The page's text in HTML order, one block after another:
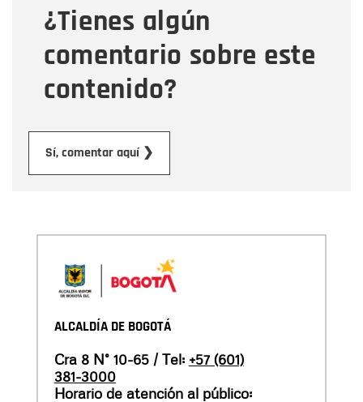
¿Tienes algún
comentario sobre este
contenido?
Sí, comentar aquí ❯
Mensaje
ALCALDÍA DE BOGOTÁ
Cra 8 N° 10-65 / Tel: +57 (601)
381-3000
Horario de atención al público: